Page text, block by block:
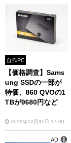
自作PC
【価格調査】Sams
ung SSDの一部が
特価、860 QVOの1
TBが9680円など
2019年12月31日 17:00
AD